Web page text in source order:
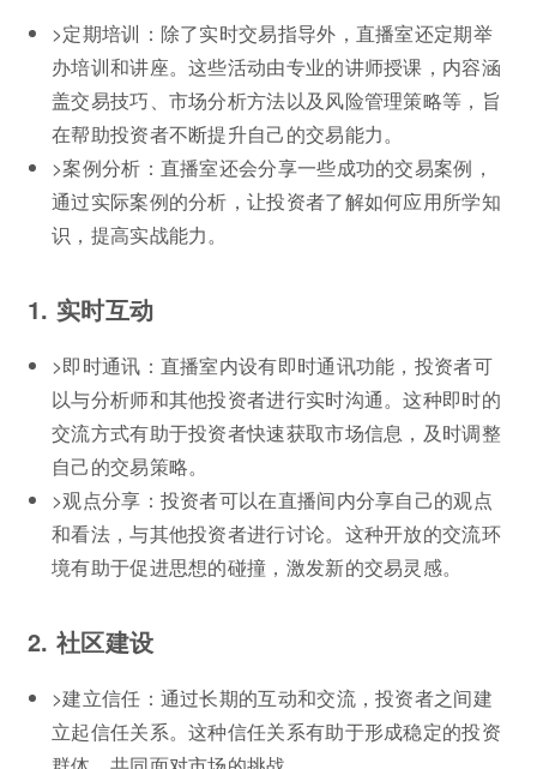
>定期培训：除了实时交易指导外，直播室还定期举
办培训和讲座。这些活动由专业的讲师授课，内容涵
盖交易技巧、市场分析方法以及风险管理策略等，旨
在帮助投资者不断提升自己的交易能力。
>案例分析：直播室还会分享一些成功的交易案例，
通过实际案例的分析，让投资者了解如何应用所学知
识，提高实战能力。
1. 实时互动
>即时通讯：直播室内设有即时通讯功能，投资者可
以与分析师和其他投资者进行实时沟通。这种即时的
交流方式有助于投资者快速获取市场信息，及时调整
自己的交易策略。
>观点分享：投资者可以在直播间内分享自己的观点
和看法，与其他投资者进行讨论。这种开放的交流环
境有助于促进思想的碰撞，激发新的交易灵感。
2. 社区建设
>建立信任：通过长期的互动和交流，投资者之间建
立起信任关系。这种信任关系有助于形成稳定的投资